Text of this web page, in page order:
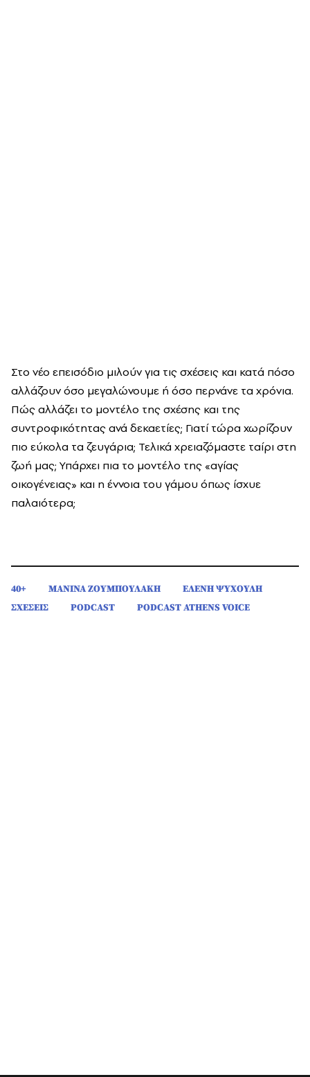
Στο νέο επεισόδιο μιλούν για τις σχέσεις και κατά πόσο
αλλάζουν όσο μεγαλώνουμε ή όσο περνάνε τα χρόνια.
Πώς αλλάζει το μοντέλο της σχέσης και της
συντροφικότητας ανά δεκαετίες; Γιατί τώρα χωρίζουν
πιο εύκολα τα ζευγάρια; Τελικά χρειαζόμαστε ταίρι στη
ζωή μας; Υπάρχει πια το μοντέλο της «αγίας
οικογένειας» και η έννοια του γάμου όπως ίσχυε
παλαιότερα;
40+ ΜΑΝΙΝΑ ΖΟΥΜΠΟΥΛΑΚΗ
ΕΛΕΝΗ ΨΥΧΟΥΛΗ
ΣΧΕΣΕΙΣ
PODCAST PODCAST ATHENS VOICE